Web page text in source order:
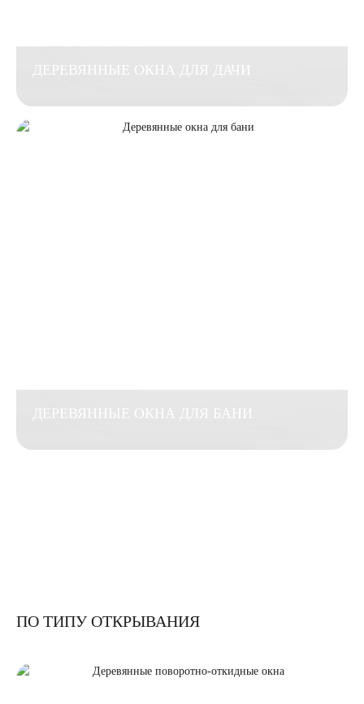
ДЕРЕВЯННЫЕ ОКНА ДЛЯ ДАЧИ
ДЕРЕВЯННЫЕ ОКНА ДЛЯ БАНИ
ПО ТИПУ ОТКРЫВАНИЯ